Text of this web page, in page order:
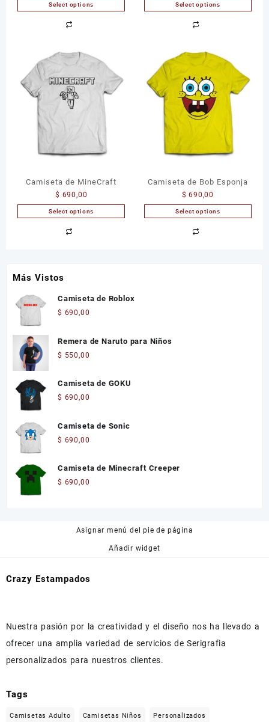
Select options Select options
Camiseta de MineCraft
$ 690,00
Select options
Camiseta de Bob Esponja
$ 690,00
Select options
Más Vistos
Camiseta de Roblox
$ 690,00
Remera de Naruto para Niños
$ 550,00
Camiseta de GOKU
$ 690,00
Camiseta de Sonic
$ 690,00
Camiseta de Minecraft Creeper
$ 690,00
Asignar menú del pie de página
Añadir widget
Crazy Estampados
Nuestra pasión por la creatividad y el diseño nos ha llevado a
ofrecer una amplia variedad de servicios de Serigrafia
personalizados para nuestros clientes.
Tags
Camisetas Adulto Camisetas Niños Personalizados